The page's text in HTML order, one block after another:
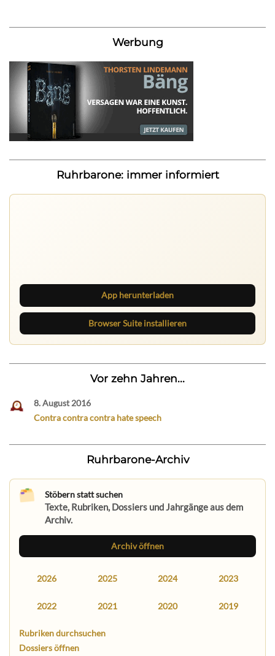
Werbung
Ruhrbarone: immer informiert
App herunterladen
Browser Suite installieren
Vor zehn Jahren...
8. August 2016
Contra contra contra hate speech
Ruhrbarone-Archiv
Stöbern statt suchen
Texte, Rubriken, Dossiers und Jahrgänge aus dem
Archiv.
Archiv öffnen
2026 2025 2024 2023
2022 2021 2020 2019
Rubriken durchsuchen
Dossiers öffnen